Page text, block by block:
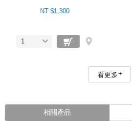
NT $1,300
1
看更多
相關產品